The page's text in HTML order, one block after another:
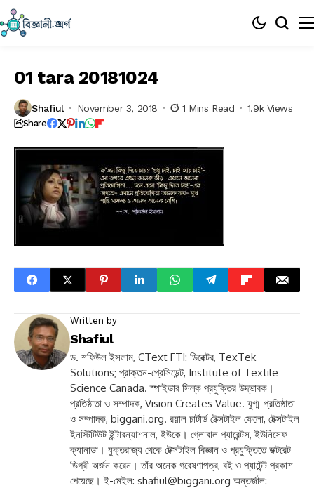
01 tara 20181024
Shafiul November 3, 2018 1 Mins Read 1.9k Views
Share
Written by
Shafiul
ড. শফিউল ইসলাম, CText FTI: ডিরেক্টর, TexTek
Solutions; প্রাক্তন-প্রেসিডেন্ট, Institute of Textile
Science Canada. স্পাইডার সিল্ক প্রযুক্তির উদ্ভাবক।
প্রতিষ্ঠাতা ও সম্পাদক, Vision Creates Value. যুগ্ম-প্রতিষ্ঠাতা
ও সম্পাদক, biggani.org. রয়াল চার্টার্ড টেক্সটাইল ফেলো, টেক্সটাইল
ইনস্টিটিউট ইন্টারন্যাশনাল, ইউকে। গ্লোবাল প্যারেন্টস, ইউনিসেফ
ক্যানাডা। যুক্তরাজ্য থেকে টেক্সটাইল বিজ্ঞান ও প্রযুক্তিতে ডক্টরেট
ডিগ্রী অর্জন করেন। তাঁর অনেক গবেষণাপত্র, বই ও প্যাটেন্ট প্রকাশ
পেয়েছে। ই-মেইল: shafiul@biggani.org অন্তর্জাল: